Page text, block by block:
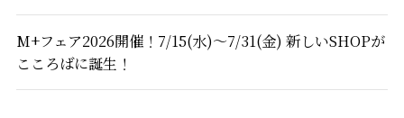
M+フェア2026開催！7/15(水)～7/31(金) 新しいSHOPが
こころばに誕生！